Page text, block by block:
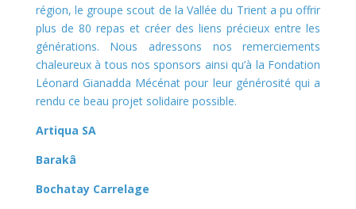
région, le groupe scout de la Vallée du Trient a pu offrir
plus de 80 repas et créer des liens précieux entre les
générations. Nous adressons nos remerciements
chaleureux à tous nos sponsors ainsi qu’à la Fondation
Léonard Gianadda Mécénat pour leur générosité qui a
rendu ce beau projet solidaire possible.
Artiqua SA
Barakâ
Bochatay Carrelage